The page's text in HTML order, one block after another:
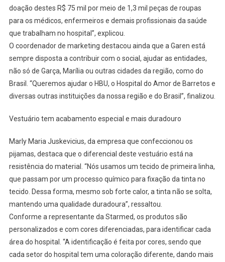
doação destes R$ 75 mil por meio de 1,3 mil peças de roupas
para os médicos, enfermeiros e demais profissionais da saúde
que trabalham no hospital”, explicou.
O coordenador de marketing destacou ainda que a Garen está
sempre disposta a contribuir com o social, ajudar as entidades,
não só de Garça, Marília ou outras cidades da região, como do
Brasil. “Queremos ajudar o HBU, o Hospital do Amor de Barretos e
diversas outras instituições da nossa região e do Brasil”, finalizou.
Vestuário tem acabamento especial e mais duradouro
Marly Maria Juskevicius, da empresa que confeccionou os
pijamas, destaca que o diferencial deste vestuário está na
resistência do material. “Nós usamos um tecido de primeira linha,
que passam por um processo químico para fixação da tinta no
tecido. Dessa forma, mesmo sob forte calor, a tinta não se solta,
mantendo uma qualidade duradoura”, ressaltou.
Conforme a representante da Starmed, os produtos são
personalizados e com cores diferenciadas, para identificar cada
área do hospital. “A identificação é feita por cores, sendo que
cada setor do hospital tem uma coloração diferente, dando mais